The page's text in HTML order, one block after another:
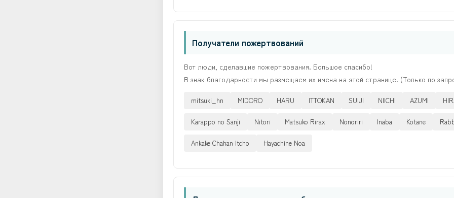
Получатели пожертвований
Вот люди, сделавшие пожертвования. Большое спасибо!
В знак благодарности мы размещаем их имена на этой странице. (Только по
mitsuki_hn MIDORO HARU ITTOKAN SUIJI NIICHI AZUMI
Karappo no Sanji Nitori Matsuko Rirax Nonoriri Inaba Kotane
Ankake Chahan Itcho Hayachine Noa